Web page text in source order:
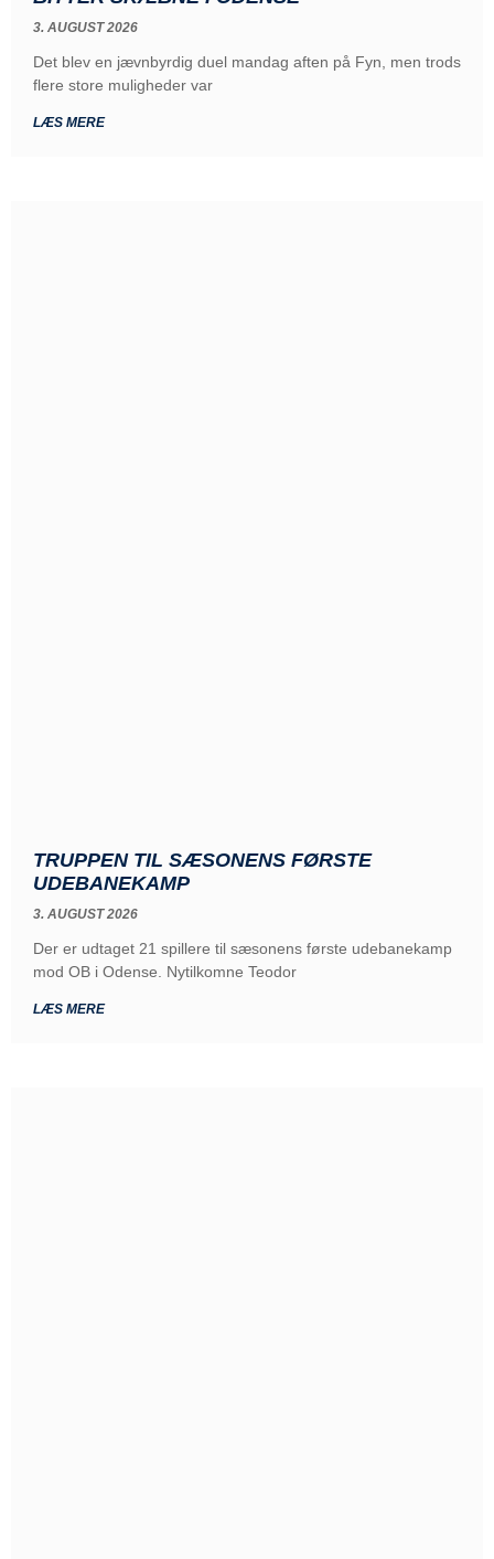
3. AUGUST 2026
Det blev en jævnbyrdig duel mandag aften på Fyn, men trods
flere store muligheder var
LÆS MERE
TRUPPEN TIL SÆSONENS FØRSTE
UDEBANEKAMP
3. AUGUST 2026
Der er udtaget 21 spillere til sæsonens første udebanekamp
mod OB i Odense. Nytilkomne Teodor
LÆS MERE